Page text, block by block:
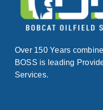
Over 150 Years
BOSS is leading
Services.